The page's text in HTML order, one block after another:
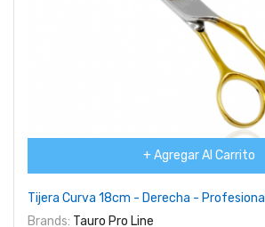
+ Agregar Al Carrito
Tijera Curva 18cm - Derecha - Profesional
Brands: Tauro Pro Line